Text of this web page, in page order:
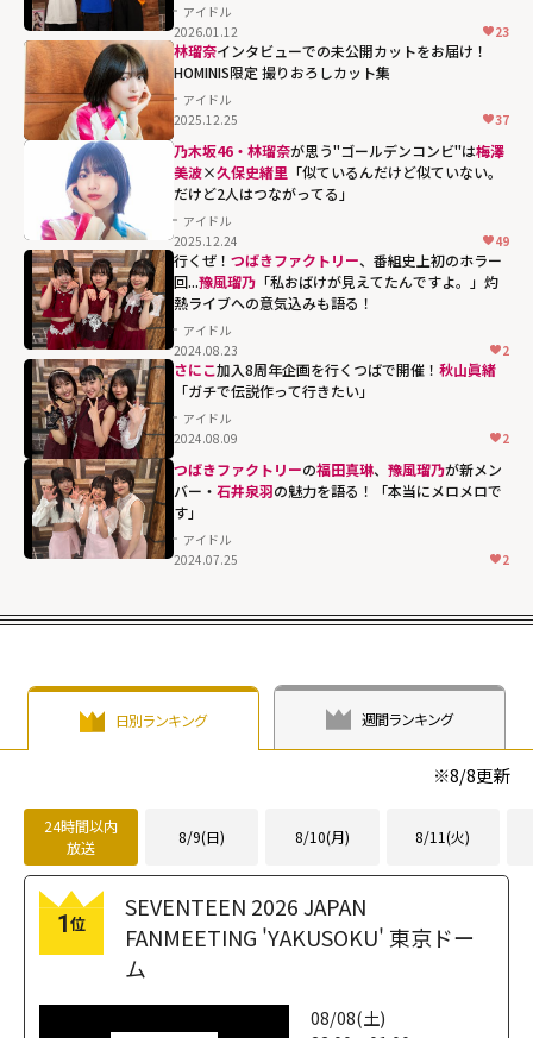
アイドル
2026.01.12
23
林瑠奈インタビューでの未公開カットをお届け！
HOMINIS限定 撮りおろしカット集
アイドル
2025.12.25
37
梅澤美波×久保
史緒里「似てい
るんだけど似て
いない。だけど2
人はつながって
る」"
width="304"
height="203"
loading="lazy"
fetchpriority="h
igh">
乃木坂46・林瑠奈が思う"ゴールデンコンビ"は梅澤
美波×久保史緒里 「似ているんだけど似ていない。
だけど2人はつながってる」
アイドル
2025.12.24
49
行くぜ！ つばきファクトリー、番組史上初のホラー
回...豫風瑠乃 「私おばけが見えてたんですよ。」灼
熱ライブへの意気込みも語る！
アイドル
2024.08.23
2
さにこ加入8周年企画を行くつばで開催！ 秋山眞緒
「ガチで伝説作って行きたい」
アイドル
2024.08.09
2
つばきファクトリーの福田真琳、 豫風瑠乃が新メン
バー・ 石井泉羽の魅力を語る！「本当にメロメロで
す」
アイドル
2024.07.25
2
日別ランキング 週間ランキング
※8/8更新
24時間以内
放送
8/9(日) 8/10(月) 8/11(火)
1位
SEVENTEEN 2026 JAPAN
FANMEETING 'YAKUSOKU' 東京ドー
ム
08/08(土)